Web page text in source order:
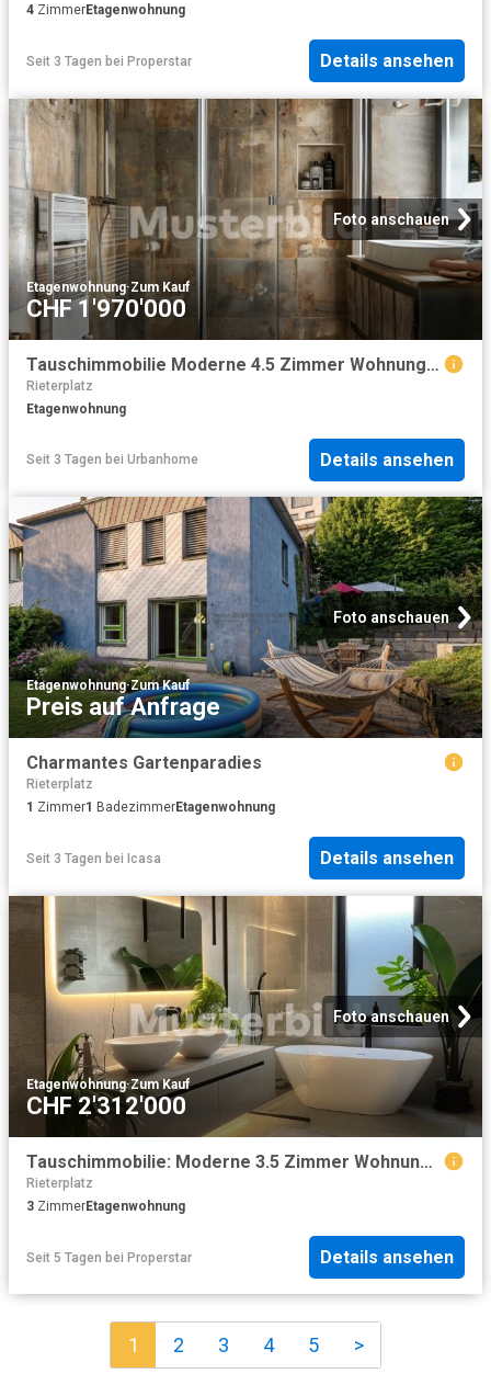
4 ZimmerEtagenwohnung
Seit 3 Tagen bei Properstar Details ansehen
Foto anschauen
Etagenwohnung·Zum Kauf
CHF 1'970'000
Tauschimmobilie Moderne 4.5 Zimmer Wohnung im Herzen von Zürich
Rieterplatz
Etagenwohnung
Seit 3 Tagen bei Urbanhome Details ansehen
Foto anschauen
Etagenwohnung·Zum Kauf
Preis auf Anfrage
Charmantes Gartenparadies
Rieterplatz
1 Zimmer1 BadezimmerEtagenwohnung
Seit 3 Tagen bei Icasa Details ansehen
Foto anschauen
Etagenwohnung·Zum Kauf
CHF 2'312'000
Tauschimmobilie: Moderne 3.5 Zimmer Wohnung in Zürich, 118 m²
Rieterplatz
3 ZimmerEtagenwohnung
Seit 5 Tagen bei Properstar Details ansehen
1 2 3 4 5 >